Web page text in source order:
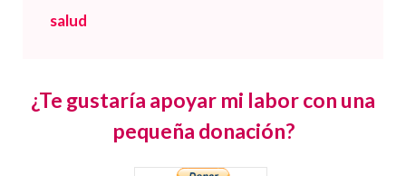
salud
¿Te gustaría apoyar mi labor con una
pequeña donación?